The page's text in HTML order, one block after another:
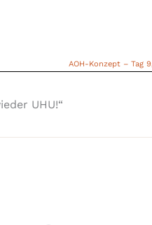
AOH-Konzept – Tag
UHU!“